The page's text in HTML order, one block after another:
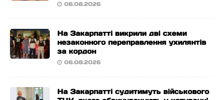
06.08.2026
На Закарпатті викрили дві схеми
незаконного переправлення ухилянтів
за кордон
06.08.2026
На Закарпатті судитимуть військового